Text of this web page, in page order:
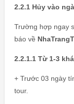
2.2.1 Hủy vào
Trường hợp ngay
báo về
2.2.1.1 Từ 1-3
+ Trước 03 ngày
tour.